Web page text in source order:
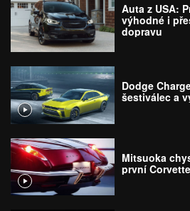
Auta z USA:
výhodné i
dopravu
Dodge
šestiválec a
Mitsuoka
první Corvette